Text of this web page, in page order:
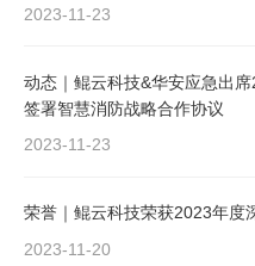
2023-11-23
动态｜鲲云科技&华安应急出
签署智慧消防战略合作协议
2023-11-23
荣誉｜鲲云科技荣获2023年度
2023-11-20